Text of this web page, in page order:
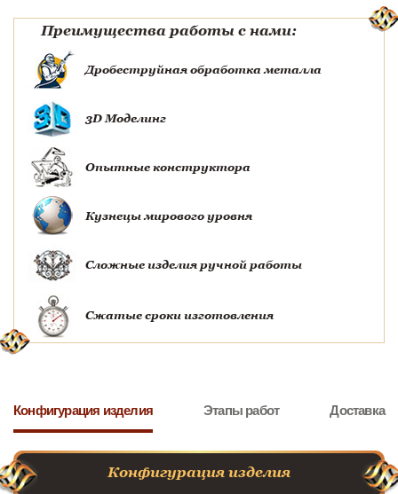
Преимущества работы с нами:
Дробеструйная обработка металла
3D Моделинг
Опытные конструктора
Кузнецы мирового уровня
Сложные изделия ручной работы
Сжатые сроки изготовления
Конфигурация изделия Этапы работ Доставка
Конфигурация изделия